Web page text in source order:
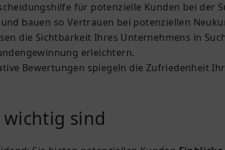
für potenzielle Kunden bei der
bauen so Vertrauen bei potenziellen
die Sichtbarkeit Ihres Unternehmens in
erleichtern.
Bewertungen spiegeln die Zufriedenheit
sind